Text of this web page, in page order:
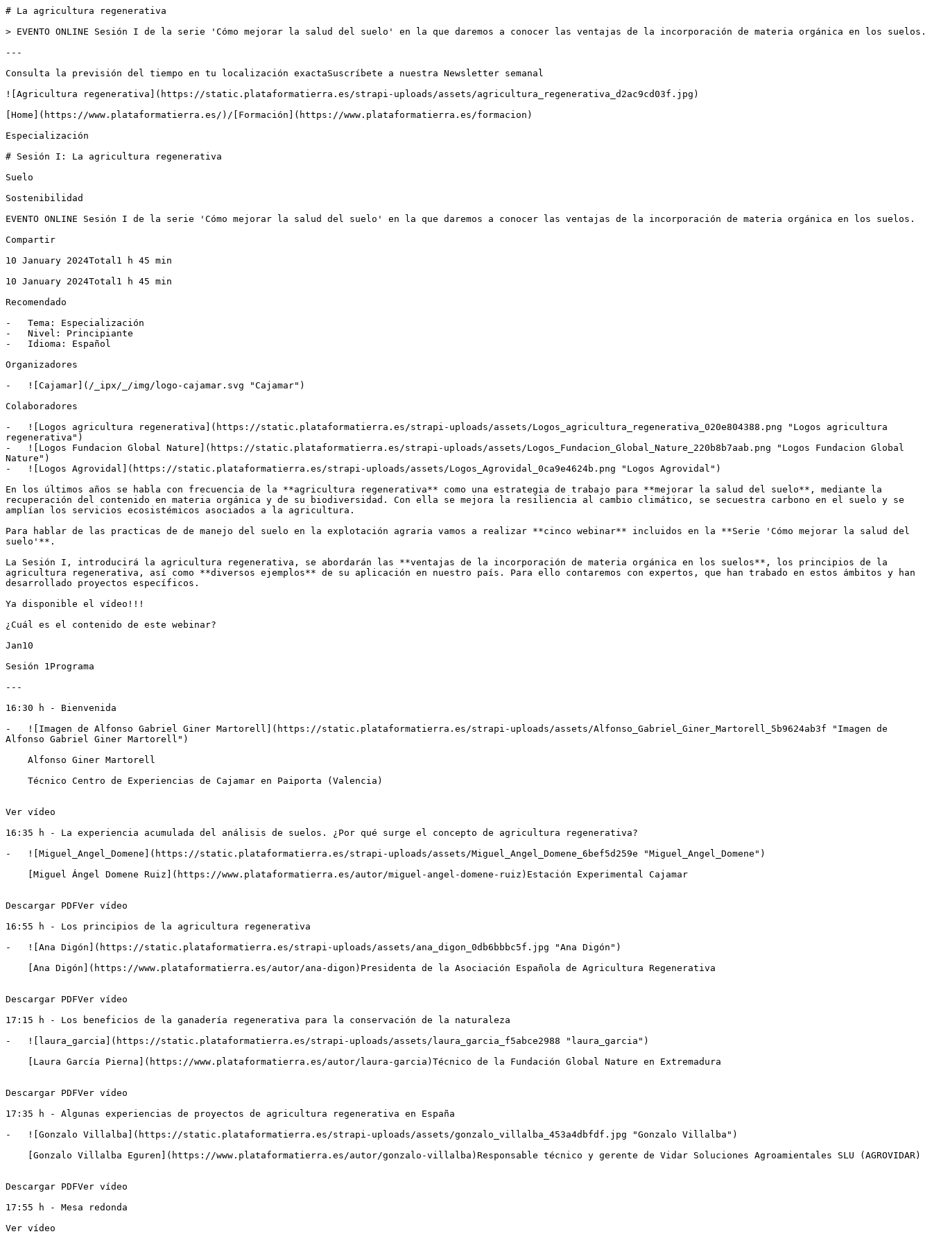
# La agricultura regenerativa
> EVENTO ONLINE Sesión I de la serie 'Cómo mejorar la salud del suelo' en la que daremos a conocer las ventajas de la incorporación de materia orgánica en los suelos.
---
Consulta la previsión del tiempo en tu localización exactaSuscríbete a nuestra Newsletter semanal
![Agricultura regenerativa](https://static.plataformatierra.es/strapi-uploads/assets/agricultura_regenerativa_d2ac9cd03f.jpg)
[Home](https://www.plataformatierra.es/)/[Formación](https://www.plataformatierra.es/formacion)
Especialización
# Sesión I: La agricultura regenerativa
Suelo
Sostenibilidad
EVENTO ONLINE Sesión I de la serie 'Cómo mejorar la salud del suelo' en la que daremos a conocer las ventajas de la incorporación de materia orgánica en los suelos.
Compartir
10 January 2024Total1 h 45 min
10 January 2024Total1 h 45 min
Recomendado
-   Tema: Especialización
-   Nivel: Principiante
-   Idioma: Español
Organizadores
-   ![Cajamar](/_ipx/_/img/logo-cajamar.svg "Cajamar")
Colaboradores
-   ![Logos agricultura regenerativa](https://static.plataformatierra.es/strapi-uploads/assets/Logos_agricultura_regenerativa_020e804388.png "Logos agricultura
regenerativa")
-   ![Logos Fundacion Global Nature](https://static.plataformatierra.es/strapi-uploads/assets/Logos_Fundacion_Global_Nature_220b8b7aab.png "Logos Fundacion Global
Nature")
-   ![Logos Agrovidal](https://static.plataformatierra.es/strapi-uploads/assets/Logos_Agrovidal_0ca9e4624b.png "Logos Agrovidal")
En los últimos años se habla con frecuencia de la **agricultura regenerativa** como una estrategia de trabajo para **mejorar la salud del suelo**, mediante la
recuperación del contenido en materia orgánica y de su biodiversidad. Con ella se mejora la resiliencia al cambio climático, se secuestra carbono en el suelo y se
amplían los servicios ecosistémicos asociados a la agricultura.
Para hablar de las practicas de de manejo del suelo en la explotación agraria vamos a realizar **cinco webinar** incluidos en la **Serie 'Cómo mejorar la salud del
suelo'**.
La Sesión I, introducirá la agricultura regenerativa, se abordarán las **ventajas de la incorporación de materia orgánica en los suelos**, los principios de la
agricultura regenerativa, así como **diversos ejemplos** de su aplicación en nuestro país. Para ello contaremos con expertos, que han trabado en estos ámbitos y han
desarrollado proyectos específicos.
Ya disponible el vídeo!!!
¿Cuál es el contenido de este webinar?
Jan10
Sesión 1Programa
---
16:30 h - Bienvenida
-   ![Imagen de Alfonso Gabriel Giner Martorell](https://static.plataformatierra.es/strapi-uploads/assets/Alfonso_Gabriel_Giner_Martorell_5b9624ab3f "Imagen de
Alfonso Gabriel Giner Martorell")
Ver vídeo
16:35 h - La experiencia acumulada del análisis de suelos. ¿Por qué surge el concepto de agricultura regenerativa?
-   ![Miguel_Angel_Domene](https://static.plataformatierra.es/strapi-uploads/assets/Miguel_Angel_Domene_6bef5d259e "Miguel_Angel_Domene")
Descargar PDFVer vídeo
16:55 h - Los principios de la agricultura regenerativa
-   ![Ana Digón](https://static.plataformatierra.es/strapi-uploads/assets/ana_digon_0db6bbbc5f.jpg "Ana Digón")
Descargar PDFVer vídeo
17:15 h - Los beneficios de la ganadería regenerativa para la conservación de la naturaleza
-   ![laura_garcia](https://static.plataformatierra.es/strapi-uploads/assets/laura_garcia_f5abce2988 "laura_garcia")
Descargar PDFVer vídeo
17:35 h - Algunas experiencias de proyectos de agricultura regenerativa en España
-   ![Gonzalo Villalba](https://static.plataformatierra.es/strapi-uploads/assets/gonzalo_villalba_453a4dbfdf.jpg "Gonzalo Villalba")
Descargar PDFVer vídeo
17:55 h - Mesa redonda
Ver vídeo